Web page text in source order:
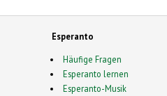
Esperanto
Häufige Fragen
Esperanto lernen
Esperanto-Musik